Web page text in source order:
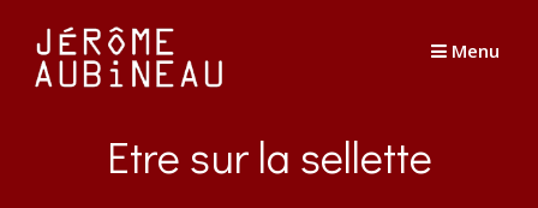
contenu
Menu
Etre sur la sellette